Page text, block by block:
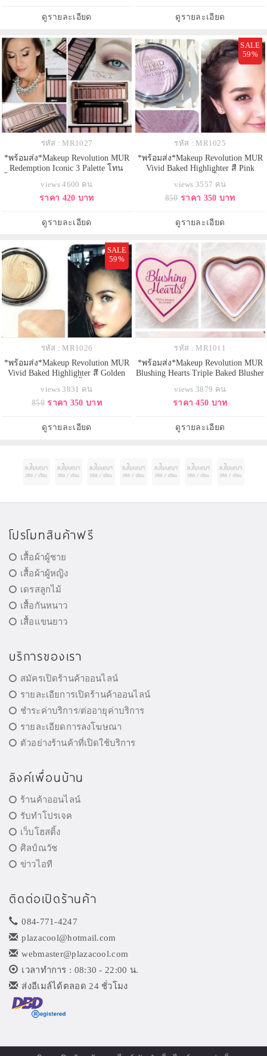
เนื้อทาติดบนผิวทันที ไม่ร่วงและเป็น
ฝุ่นฟุ้งกระจาย ใครชอบลุคแ
ดูรายละเอียด
ประกายสวยงาม เมื่อแสงตกกระทบ
ฉ่ำวาว กระจายแสงขับสีผิวให้โดด
ดูรายละเอียด
รหัส : MR1027
*พร้อมส่ง*Makeup Revolution MUR
Redemption Iconic 3 Palette โทน
โดว์ 12 สี ผสมเนื้อแมทและชิมเมอร์
พิกเม้นต์ดี หลากสีเอิธโทน ที่ใครแต่ง
แพ้แบรนด์แพงเลยค่ะ สีติดทนนาน
เกลี่ยง่าย สีไม่เพี้ยนด้วยนะค่ะ
views 4600 คน
ราคา 420 บาท
ดูรายละเอียด
SALE
59%
รหัส : MR1025
*พร้อมส่ง*Makeup Revolution MUR
Vivid Baked Highlighter สี Pink
ชิมเมอร์แวววาว ทำให้หน้าดูสว่างมี
มิติ โดดเด่น ด้วยเทคโนโลยีพิเศษ
และเป็นฝุ่นฟุ้งกระจาย ใครชอบลุค
views 3557 คน
850 ราคา 350 บาท
ดูรายละเอียด
SALE
59%
รหัส : MR1026
*พร้อมส่ง*Makeup Revolution MUR
Vivid Baked Highlighter สี Golden
ชิมเมอร์แวววาว ทำให้หน้าดูสว่างมี
มิติ โดดเด่น ด้วยเทคโนโลยีพิเศษ
และเป็นฝุ่นฟุ้งกระจาย ใครชอบลุค
views 3831 คน
850 ราคา 350 บาท
ดูรายละเอียด
รหัส : MR1011
*พร้อมส่ง*Makeup Revolution MUR
Blushing Hearts Triple Baked Blusher
หวานๆ บรัชออนรูปหัวใจ 3 เฉดสี
แพคเกจน่ารักมากๆ ดีไซน์เดียวกัน
ราคาเบากว่าเยอะ เนื้อบรัชเปล่งประ
กายฉ่ำๆ ช่วยกระจายแสง
views 3879 คน
ราคา 450 บาท
ดูรายละเอียด
โปรโมทสินค้าฟรี
เสื้อผ้าผู้ชาย
เสื้อผ้าผู้หญิง
เดรสลูกไม้
เสื้อกันหนาว
เสื้อแขนยาว
บริการของเรา
สมัครเปิดร้านค้าออนไลน์
รายละเอียการเปิดร้านค้าออนไลน์
ชำระค่าบริการ/ต่ออายุค่าบริการ
รายละเอียดการลงโฆษณา
ตัวอย่างร้านค้าที่เปิดใช้บริการ
ลิงค์เพื่อนบ้าน
ร้านค้าออนไลน์
รับทำโปรเจค
เว็บโฮสติ้ง
ศิลป์ณวัช
ข่าวไอที
ติดต่อเปิดร้านค้า
084-771-4247
plazacool@hotmail.com
webmaster@plazacool.com
เวลาทำการ : 08:30 - 22:00 น.
ส่งอีเมล์ได้ตลอด 24 ชั่วโมง